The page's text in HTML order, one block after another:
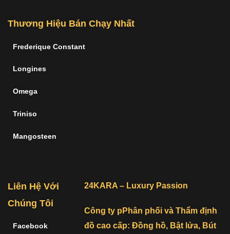
Thương Hiệu Bán Chạy Nhất
Frederique Constant
Longines
Omega
Triniso
Mangosteen
Liên Hệ Với
Chúng Tôi
Facebook
24KARA – Luxury Passion
Công ty pPhân phối và Thẩm định
đồ cao cấp: Đồng hồ, Bật lửa, Bút